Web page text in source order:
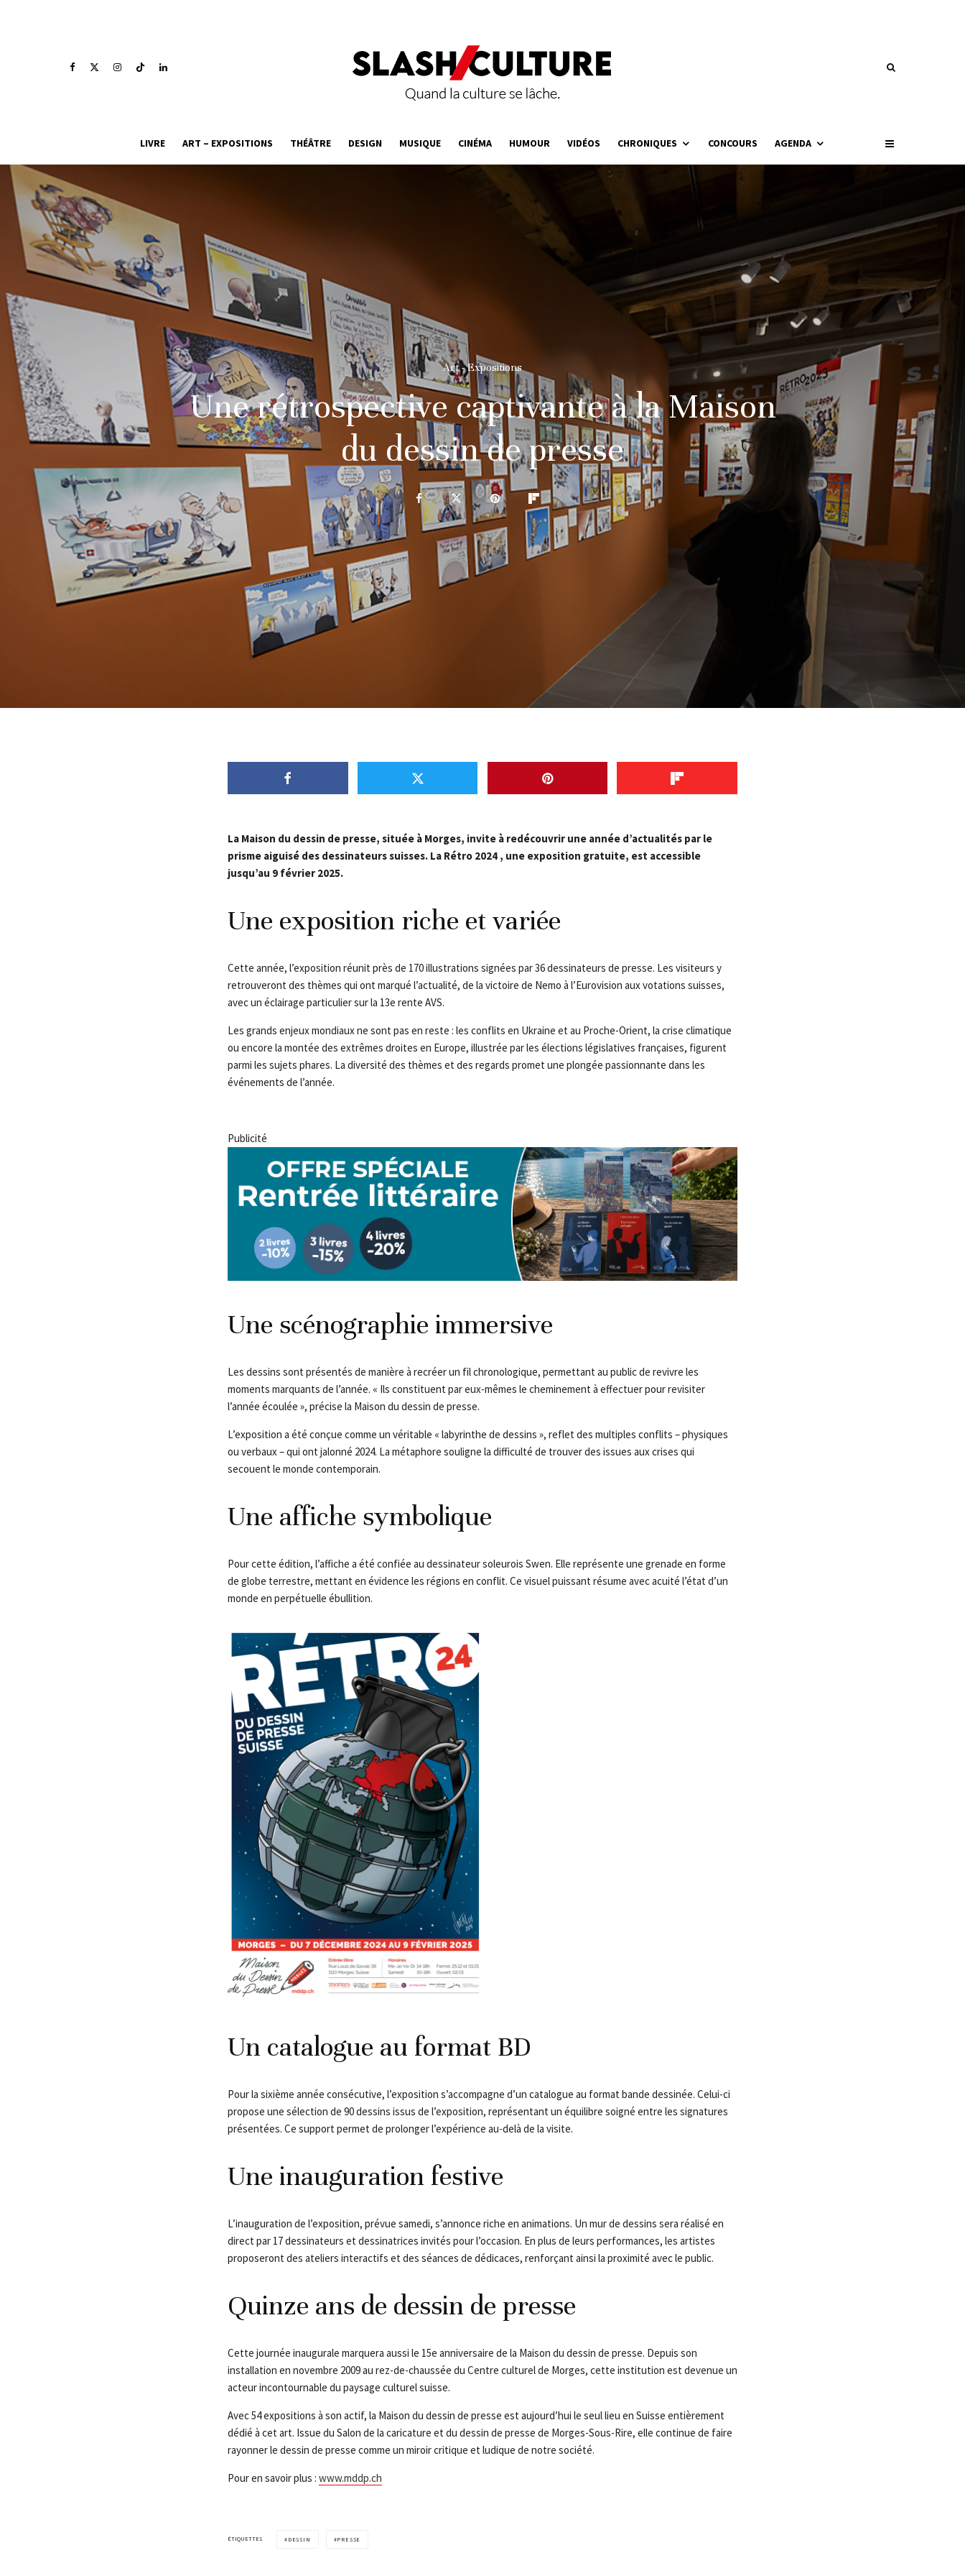
LIVRE ART – EXPOSITIONS THÉÂTRE DESIGN MUSIQUE CINÉMA HUMOUR VIDÉOS CHRONIQUES CONCOURS AGENDA
Art - Expositions
Une rétrospective captivante à la Maison
du dessin de presse
La Maison du dessin de presse, située à Morges, invite à redécouvrir une année d’actualités par le
prisme aiguisé des dessinateurs suisses. La Rétro 2024 , une exposition gratuite, est accessible
jusqu’au 9 février 2025.
Une exposition riche et variée
Cette année, l’exposition réunit près de 170 illustrations signées par 36 dessinateurs de presse. Les visiteurs y
retrouveront des thèmes qui ont marqué l’actualité, de la victoire de Nemo à l’Eurovision aux votations suisses,
avec un éclairage particulier sur la 13e rente AVS.
Les grands enjeux mondiaux ne sont pas en reste : les conflits en Ukraine et au Proche-Orient, la crise climatique
ou encore la montée des extrêmes droites en Europe, illustrée par les élections législatives françaises, figurent
parmi les sujets phares. La diversité des thèmes et des regards promet une plongée passionnante dans les
événements de l’année.
Publicité
Une scénographie immersive
Les dessins sont présentés de manière à recréer un fil chronologique, permettant au public de revivre les
moments marquants de l’année. « Ils constituent par eux-mêmes le cheminement à effectuer pour revisiter
l’année écoulée », précise la Maison du dessin de presse.
L’exposition a été conçue comme un véritable « labyrinthe de dessins », reflet des multiples conflits – physiques
ou verbaux – qui ont jalonné 2024. La métaphore souligne la difficulté de trouver des issues aux crises qui
secouent le monde contemporain.
Une affiche symbolique
Pour cette édition, l’affiche a été confiée au dessinateur soleurois Swen. Elle représente une grenade en forme
de globe terrestre, mettant en évidence les régions en conflit. Ce visuel puissant résume avec acuité l’état d’un
monde en perpétuelle ébullition.
Un catalogue au format BD
Pour la sixième année consécutive, l’exposition s’accompagne d’un catalogue au format bande dessinée. Celui-ci
propose une sélection de 90 dessins issus de l’exposition, représentant un équilibre soigné entre les signatures
présentées. Ce support permet de prolonger l’expérience au-delà de la visite.
Une inauguration festive
L’inauguration de l’exposition, prévue samedi, s’annonce riche en animations. Un mur de dessins sera réalisé en
direct par 17 dessinateurs et dessinatrices invités pour l’occasion. En plus de leurs performances, les artistes
proposeront des ateliers interactifs et des séances de dédicaces, renforçant ainsi la proximité avec le public.
Quinze ans de dessin de presse
Cette journée inaugurale marquera aussi le 15e anniversaire de la Maison du dessin de presse. Depuis son
installation en novembre 2009 au rez-de-chaussée du Centre culturel de Morges, cette institution est devenue un
acteur incontournable du paysage culturel suisse.
Avec 54 expositions à son actif, la Maison du dessin de presse est aujourd’hui le seul lieu en Suisse entièrement
dédié à cet art. Issue du Salon de la caricature et du dessin de presse de Morges-Sous-Rire, elle continue de faire
rayonner le dessin de presse comme un miroir critique et ludique de notre société.
Pour en savoir plus : www.mddp.ch
ÉTIQUETTES DESSIN PRESSE